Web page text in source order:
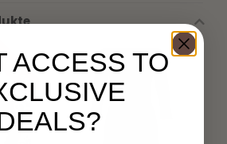
-24%
ACCESS TO